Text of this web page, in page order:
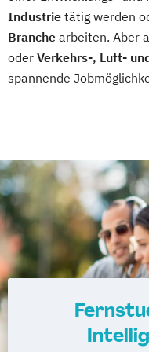
Beratung und
Finance
Accounting und
Gartenbau
Gerontologie
Gesundheits-
Growth Hacking
Growth
Industrie tätig werden
Branche arbeiten. Aber
oder Verkehrs-, Luft-
spannende